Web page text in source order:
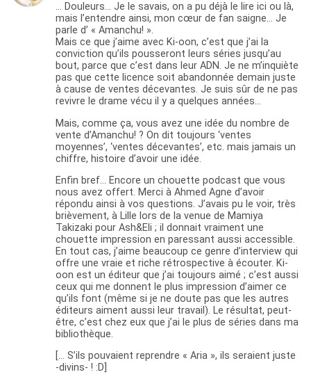
… Douleurs… Je le savais, on a pu déjà le lire ici ou là,
mais l’entendre ainsi, mon cœur de fan saigne… Je
parle d’ « Amanchu! ».
Mais ce que j’aime avec Ki-oon, c’est que j’ai la
conviction qu’ils pousseront leurs séries jusqu’au
bout, parce que c’est dans leur ADN. Je ne m’inquiète
pas que cette licence soit abandonnée demain juste
à cause de ventes décevantes. Je suis sûr de ne pas
revivre le drame vécu il y a quelques années…
Mais, comme ça, vous avez une idée du nombre de
vente d’Amanchu! ? On dit toujours ‘ventes
moyennes’, ‘ventes décevantes’, etc. mais jamais un
chiffre, histoire d’avoir une idée.
Enfin bref… Encore un chouette podcast que vous
nous avez offert. Merci à Ahmed Agne d’avoir
répondu ainsi à vos questions. J’avais pu le voir, très
brièvement, à Lille lors de la venue de Mamiya
Takizaki pour Ash&Eli ; il donnait vraiment une
chouette impression en paressant aussi accessible.
En tout cas, j’aime beaucoup ce genre d’interview qui
offre une vraie et riche rétrospective à écouter. Ki-
oon est un éditeur que j’ai toujours aimé ; c’est aussi
ceux qui me donnent le plus impression d’aimer ce
qu’ils font (même si je ne doute pas que les autres
éditeurs aiment aussi leur travail). Le résultat, peut-
être, c’est chez eux que j’ai le plus de séries dans ma
bibliothèque.
[… S’ils pouvaient reprendre « Aria », ils seraient juste
-divins- ! :D]